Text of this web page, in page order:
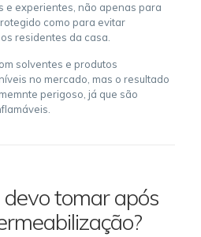
e experientes, não apenas para
como para evitar
residentes da casa.
solventes e produtos
no mercado, mas o resultado
perigoso, já que são
tomar após